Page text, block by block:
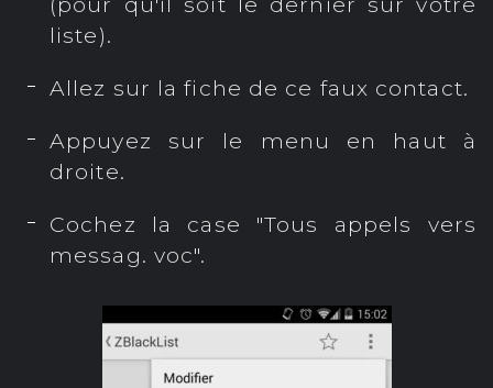
liste).
Allez sur la fiche de ce faux contact.
Appuyez sur le menu en haut à
droite.
Cochez la case "Tous appels vers
messag. voc".